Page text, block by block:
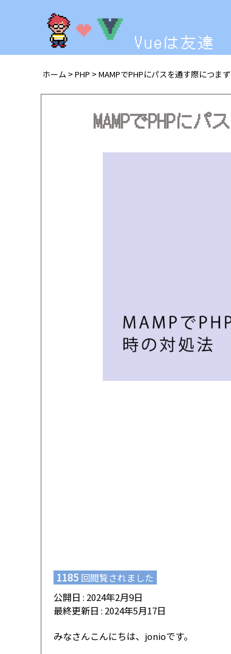
Vueは友達
ホーム > PHP > MAMPでPHPにパスを通す際につま
MAMPでPHPに
1185 回閲覧されました
公開日 : 2024年2月9日
最終更新日 : 2024年5月17日
みなさんこんにちは、jonioです。